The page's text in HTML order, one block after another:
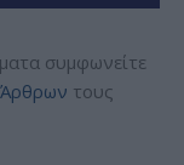
συμφωνείτε
Άρθρων τους